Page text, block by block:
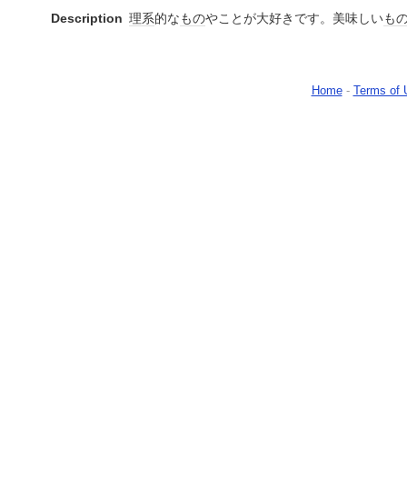
Description 理系的なものやことが大好きです。美味しいも
Home- Terms of